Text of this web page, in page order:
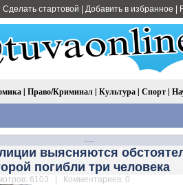
Сделать стартовой Добавить в избранное
| Право/Криминал| Культура| Спорт|
---
выясняются
погибли три человека
6103 | Комментариев: 0